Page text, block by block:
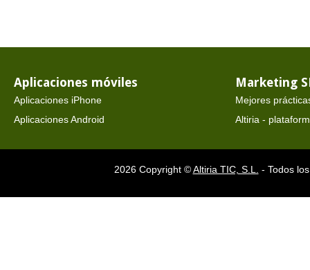
Aplicaciones móviles
Aplicaciones iPhone
Aplicaciones Android
Marketing
Mejores
Altiria -
2026 Copyright ©Altiria TIC, S.L. - Todos